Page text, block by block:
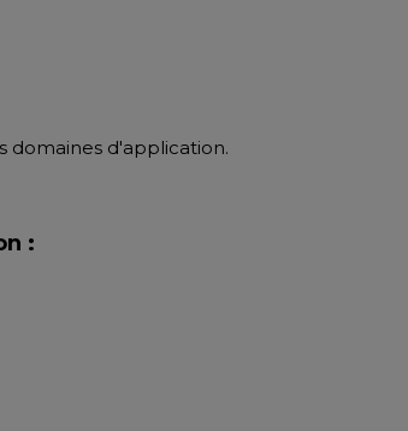
domaines d'application.
: